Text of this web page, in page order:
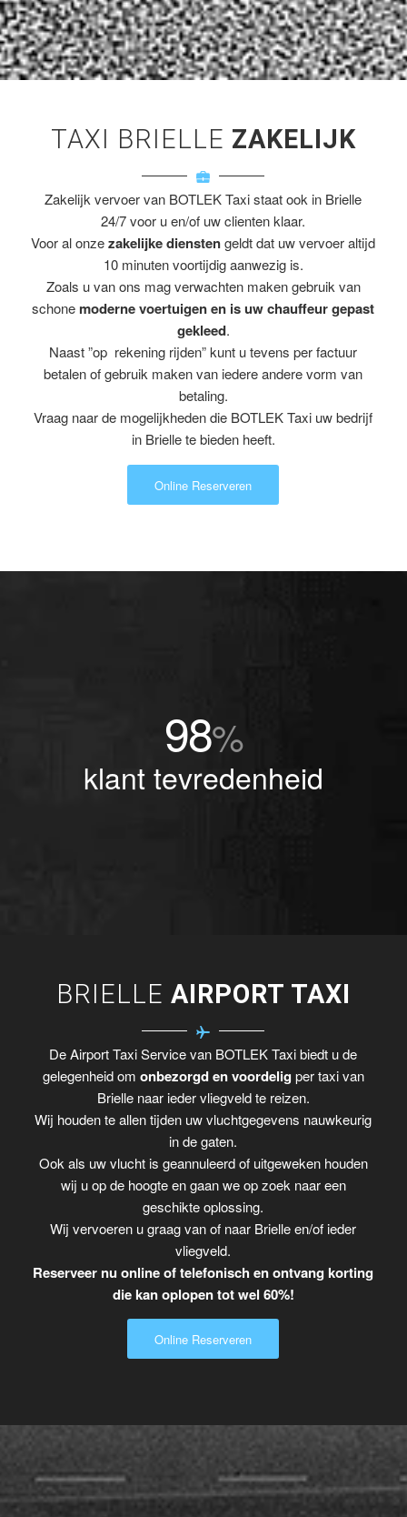
TAXI BRIELLE ZAKELIJK
Zakelijk vervoer van BOTLEK Taxi staat ook in Brielle
24/7 voor u en/of uw clienten klaar.
Voor al onzezakelijke dienstengeldt dat uw vervoer altijd
10 minuten voortijdig aanwezig is.
Zoals u van ons mag verwachten maken gebruik van
schone moderne voertuigen en is uw chauffeur gepast
gekleed.
Naast ”op rekening rijden” kunt u tevens per factuur
betalen of gebruik maken van iedere andere vorm van
betaling.
Vraag naar de mogelijkheden die BOTLEK Taxi uw bedrijf
in Brielle te bieden heeft.
Online Reserveren
98%
klant tevredenheid
BRIELLE AIRPORT TAXI
De Airport Taxi Service van BOTLEK Taxi biedt u de
gelegenheid om onbezorgd en voordelig per taxi van
Brielle naar ieder vliegveld te reizen.
Wij houden te allen tijden uw vluchtgegevens nauwkeurig
in de gaten.
Ook als uw vlucht is geannuleerd of uitgeweken houden
wij u op de hoogte en gaan we op zoek naar een
geschikte oplossing.
Wij vervoeren u graag van of naar Brielle en/of ieder
vliegveld.
Reserveer nu online of telefonisch en ontvang korting
die kan oplopen tot wel 60%!
Online Reserveren